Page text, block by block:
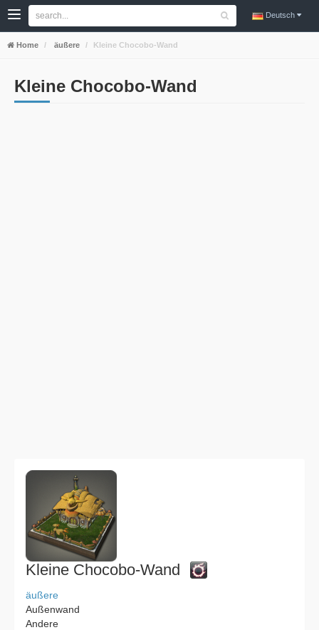
Deutsch
Home äußere Kleine Chocobo-Wand
Kleine Chocobo-Wand
Kleine Chocobo-Wand
äußere
Außenwand
Andere